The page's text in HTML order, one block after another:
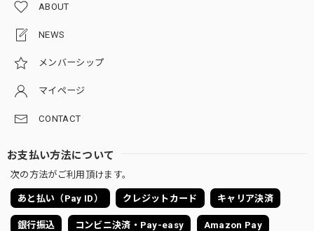
ABOUT
NEWS
メンバーシップ
マイページ
CONTACT
お支払い方法について
次の方法がご利用頂けます。
あと払い（Pay ID） クレジットカード キャリア決済
銀行振込 コンビニ決済・Pay-easy Amazon Pay